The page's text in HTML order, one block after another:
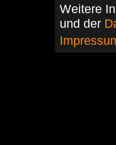
Weitere
und der